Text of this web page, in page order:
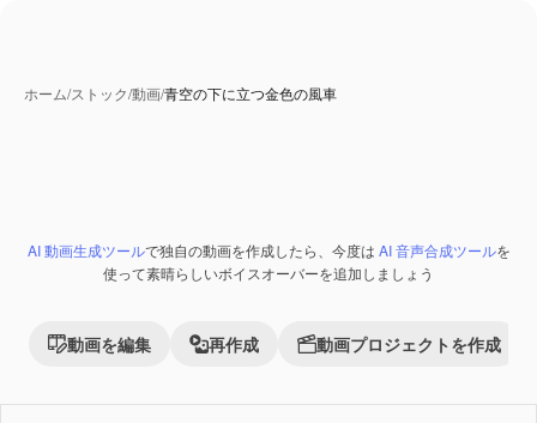
ホーム/ストック/動画/青空の下に立つ金色の風車
Premium
AI 動画生成ツールで独自の動画を作成したら、今度は AI 音声合成ツールを
使って素晴らしいボイスオーバーを追加しましょう
動画を編集 再作成 動画プロジェクトを作成